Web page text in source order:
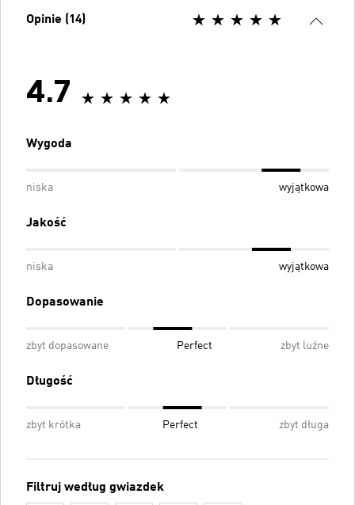
Opinie (14)
4.7
Wygoda
niska wyjątkowa
Jakość
niska wyjątkowa
Dopasowanie
zbyt dopasowane Perfect zbyt luźne
Długość
zbyt krótka Perfect zbyt długa
Filtruj według gwiazdek